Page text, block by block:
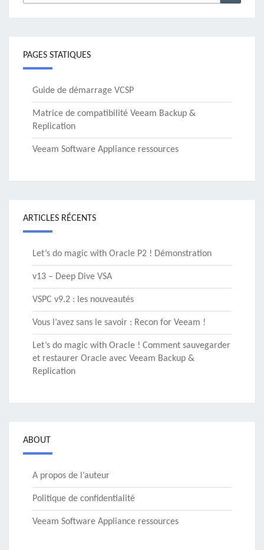
PAGES STATIQUES
Guide de démarrage VCSP
Matrice de compatibilité Veeam Backup &
Replication
Veeam Software Appliance ressources
ARTICLES RÉCENTS
Let’s do magic with Oracle P2 ! Démonstration
v13 – Deep Dive VSA
VSPC v9.2 : les nouveautés
Vous l’avez sans le savoir : Recon for Veeam !
Let’s do magic with Oracle ! Comment sauvegarder
et restaurer Oracle avec Veeam Backup &
Replication
ABOUT
A propos de l’auteur
Politique de confidentialité
Veeam Software Appliance ressources